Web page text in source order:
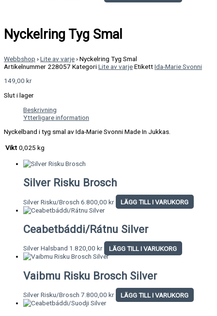
Nyckelring Tyg Smal
Webbshop ›Lite av varje›Nyckelring Tyg Smal
Artikelnummer 228057 KategoriLite av varjeEtikettIda-Marie Svonni
149,00 kr
Slut i lager
Beskrivning
Ytterligare information
Nyckelband i tyg smal av Ida-Marie Svonni Made In Jukkas.
Vikt 0,025 kg
Silver Risku Brosch
Silver Risku/Brosch 6.800,00 kr LÄGG TILL I VARUKORG
Ceabetbáddi/Rátnu Silver
Silver Halsband 1.820,00 kr LÄGG TILL I VARUKORG
Vaibmu Risku Brosch Silver
Silver Risku/Brosch 7.800,00 kr LÄGG TILL I VARUKORG